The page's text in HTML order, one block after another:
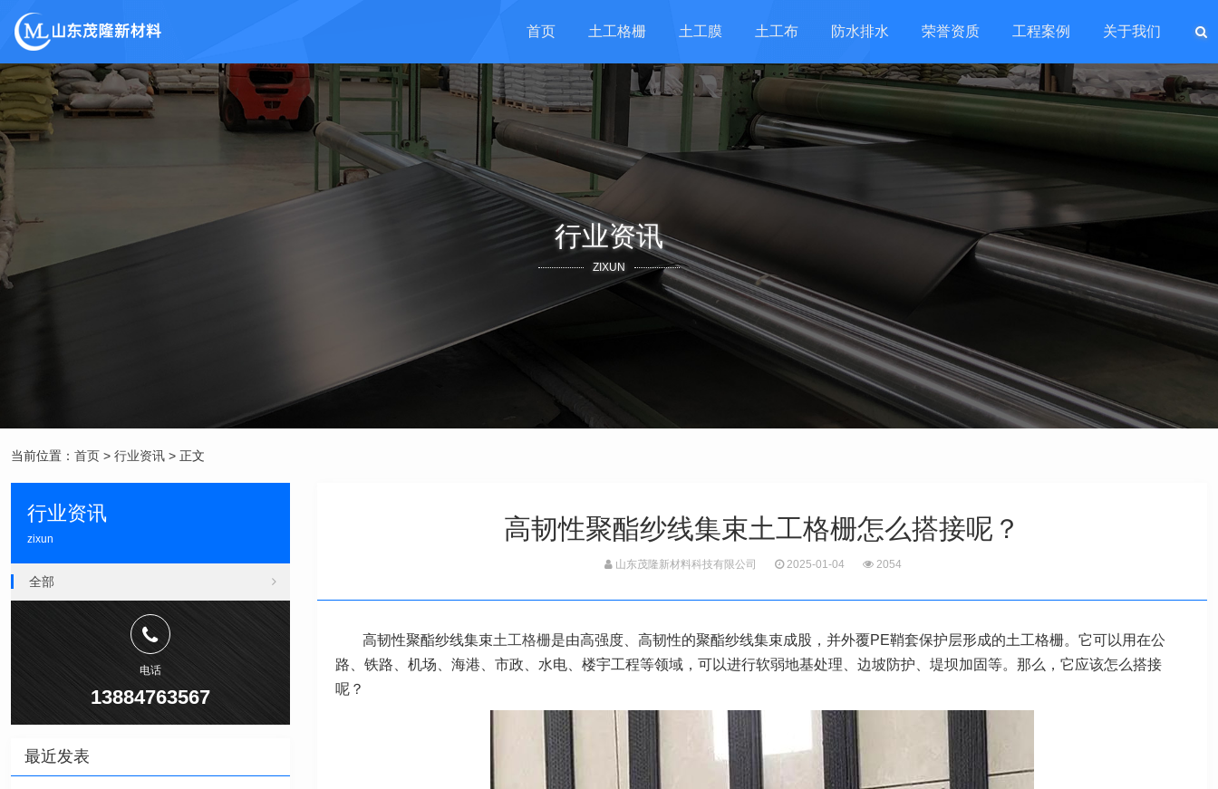
首页 土工格栅 土工膜 土工布 防水排水 荣誉资质 工程案例 关于我们
行业资讯
ZIXUN
当前位置： 首页 > 行业资讯 > 正文
高韧性聚酯纱线集束土工格栅怎么搭接呢？
山东茂隆新材料科技有限公司 2025-01-04 2054
高韧性聚酯纱线集束土工格栅是由高强度、高韧性的聚酯纱线集束成股，并外覆PE鞘套保护层形成的土工格栅。它可以用在公
路、铁路、机场、海港、市政、水电、楼宇工程等领域，可以进行软弱地基处理、边坡防护、堤坝加固等。那么，它应该怎么搭接
呢？
行业资讯
zixun
全部
电话
13884763567
最近发表